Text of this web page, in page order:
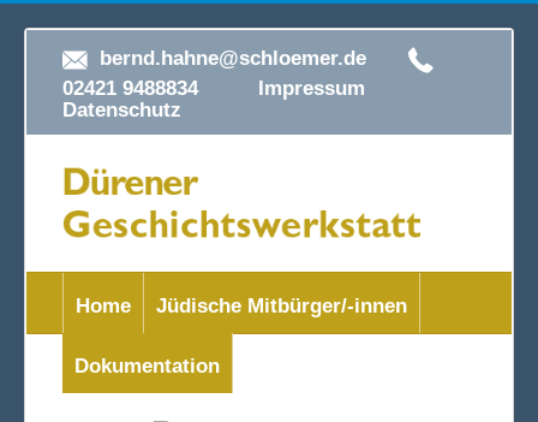
bernd.hahne@schloemer.de
02421 9488834 Impressum
Datenschutz
Home Jüdische Mitbürger/-innen
Dokumentation